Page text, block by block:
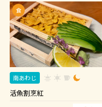
南あわじ
活魚割烹紅